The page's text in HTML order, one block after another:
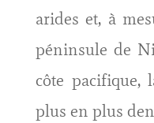
arides et, à
péninsule de
côte pacifique,
plus en plus